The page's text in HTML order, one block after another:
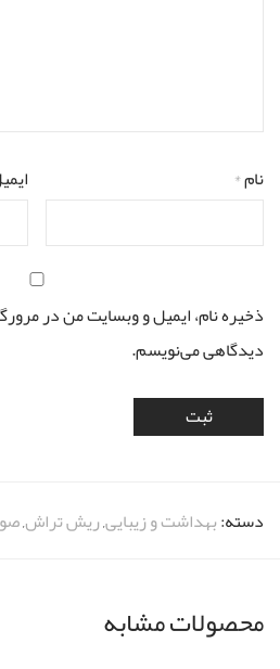
نام*
ذخیره نام، ایمیل و وبسایت من در
دیدگاهی می‌نویسم.
دسته:بهداشت و زیبایی,ریش تراش,
محصولات مشابه